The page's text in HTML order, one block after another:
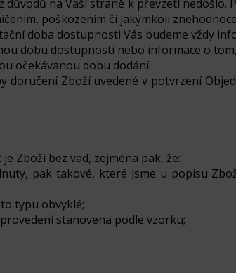
na Vaší straně k převzetí nedošlo.
poškozením či jakýmkoli
doba dostupnosti Vás budeme vždy
dobu dostupnosti nebo informace o
očekávanou dobu dodání.
Zboží uvedené v potvrzení
Zboží bez vad, zejména pak, že:
pak takové, které jsme u popisu
typu obvyklé;
stanovena podle vzorku;